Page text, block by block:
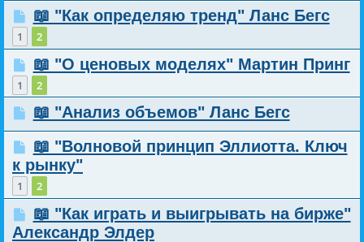
📖 "Как определяю тренд" Ланс Бегс
1 2
📖 "О ценовых моделях" Мартин Принг
1 2
📖 "Анализ объемов" Ланс Бегс
📖 "Волновой принцип Эллиотта. Ключ
к рынку"
1 2
📖 "Как играть и выигрывать на бирже"
Александр Элдер